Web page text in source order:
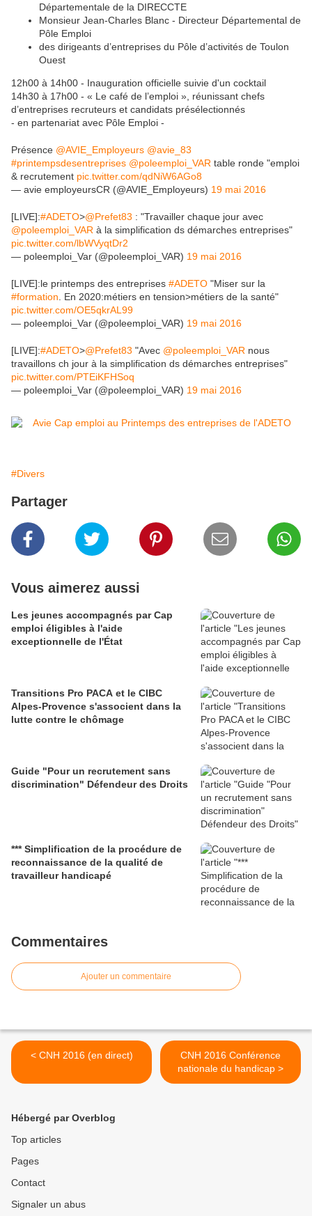
Départementale de la DIRECCTE
Monsieur Jean-Charles Blanc - Directeur Départemental de
Pôle Emploi
des dirigeants d’entreprises du Pôle d’activités de Toulon
Ouest
12h00 à 14h00 - Inauguration officielle suivie d'un cocktail
14h30 à 17h00 - « Le café de l’emploi », réunissant chefs
d’entreprises recruteurs et candidats présélectionnés
- en partenariat avec Pôle Emploi -
Présence @AVIE_Employeurs @avie_83
#printempsdesentreprises @poleemploi_VAR table ronde "emploi
& recrutement pic.twitter.com/qdNiW6AGo8
— avie employeursCR (@AVIE_Employeurs) 19 mai 2016
[LIVE]:#ADETO>@Prefet83 : "Travailler chaque jour avec
@poleemploi_VAR à la simplification ds démarches entreprises"
pic.twitter.com/lbWVyqtDr2
— poleemploi_Var (@poleemploi_VAR) 19 mai 2016
[LIVE]:le printemps des entreprises #ADETO "Miser sur la
#formation . En 2020:métiers en tension>métiers de la santé"
pic.twitter.com/OE5qkrAL99
— poleemploi_Var (@poleemploi_VAR) 19 mai 2016
[LIVE]:#ADETO>@Prefet83 "Avec @poleemploi_VAR nous
travaillons ch jour à la simplification ds démarches entreprises"
pic.twitter.com/PTEiKFHSoq
— poleemploi_Var (@poleemploi_VAR) 19 mai 2016
#Divers
Partager
Vous aimerez aussi
Les jeunes accompagnés par Cap
emploi éligibles à l'aide
exceptionnelle de l'État
Transitions Pro PACA et le CIBC
Alpes-Provence s'associent dans la
lutte contre le chômage
Guide "Pour un recrutement sans
discrimination" Défendeur des Droits
*** Simplification de la procédure de
reconnaissance de la qualité de
travailleur handicapé
Commentaires
Ajouter un commentaire
< CNH 2016 (en direct)
CNH 2016 Conférence
nationale du handicap >
Hébergé par Overblog
Top articles
Pages
Contact
Signaler un abus